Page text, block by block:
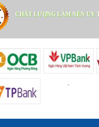
- Tải trọng: 2.4
CHẤT LƯỢNG LÀM NÊN UY